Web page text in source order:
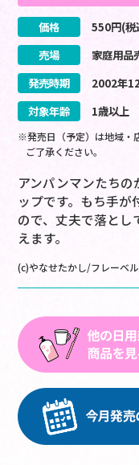
価格 550円(税
売場
家庭用品
発売時期
2002年
対象年齢
1歳以上
※発売日（予定）は地域・
ご了承ください。
アンパンマンたちの
ップです。もち手が
ので、丈夫で落と
えます。
(c)やなせたかし/フレーベ